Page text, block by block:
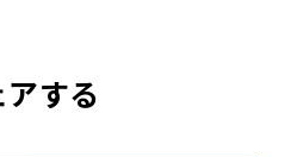
アする